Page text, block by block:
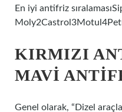
En iyi antifriz
KIRMIZI
MAVI
Genel olarak, “Dizel